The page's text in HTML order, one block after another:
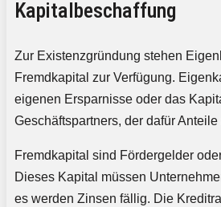
Kapitalbeschaffung
Zur Existenzgründung stehen
Fremdkapital zur Verfügung.
eigenen Ersparnisse oder das
Geschäftspartners, der dafür
Fremdkapital sind Fördergelder
Dieses Kapital müssen
es werden Zinsen fällig. Die